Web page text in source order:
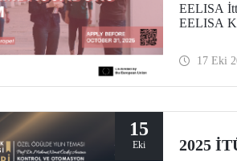
EELISA
EELISA
17 Eki
15
Eki 2025